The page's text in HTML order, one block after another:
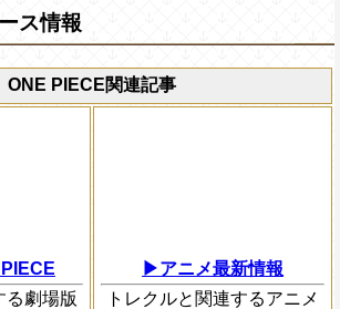
ス情報
ONE PIECE関連記事
る劇場版
▶アニメ最新情報
トレクルと関連するアニメ